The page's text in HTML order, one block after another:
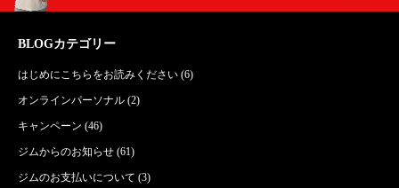
BLOGカテゴリー
はじめにこちらをお読みください (6)
オンラインパーソナル (2)
キャンペーン (46)
ジムからのお知らせ (61)
ジムのお支払いについて (3)